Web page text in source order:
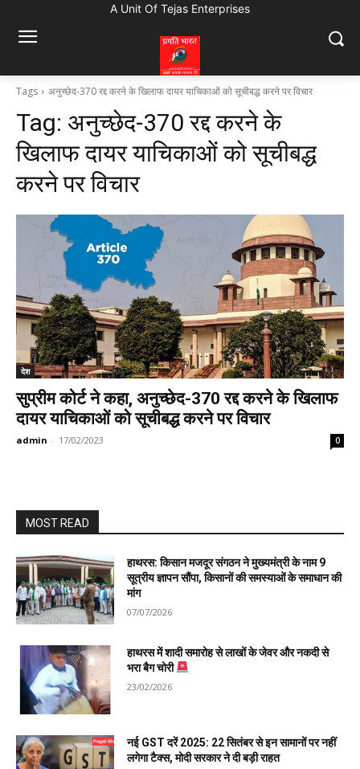
A Unit Of Tejas Enterprises
Tags अनुच्छेद-370 रद्द करने के खिलाफ दायर याचिकाओं को सूचीबद्ध करने पर विचार
Tag: अनुच्छेद-370 रद्द करने के
खिलाफ दायर याचिकाओं को सूचीबद्ध
करने पर विचार
देश
सुप्रीम कोर्ट ने कहा, अनुच्छेद-370 रद्द करने के खिलाफ
दायर याचिकाओं को सूचीबद्ध करने पर विचार
admin - 17/02/2023 0
MOST READ
हाथरस: किसान मजदूर संगठन ने मुख्यमंत्री के नाम 9
सूत्रीय ज्ञापन सौंपा, किसानों की समस्याओं के समाधान की
मांग
07/07/2026
हाथरस में शादी समारोह से लाखों के जेवर और नकदी से
भरा बैग चोरी
23/02/2026
नई GST दरें 2025: 22 सितंबर से इन सामानों पर नहीं
लगेगा टैक्स, मोदी सरकार ने दी बड़ी राहत